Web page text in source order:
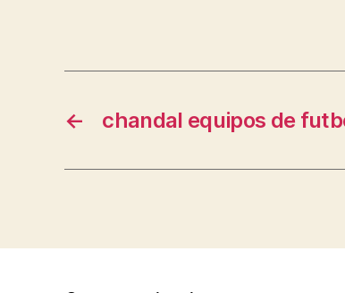
← chandal equipos de